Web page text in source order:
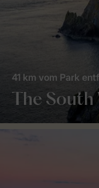
The
41 km vom Park